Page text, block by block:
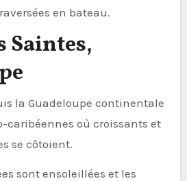
en bateau.
Saintes,
la Guadeloupe continentale
caribéennes où croissants et
se côtoient.
sont ensoleillées et les